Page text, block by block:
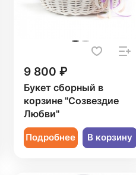
9 800 ₽
Букет сборный в
корзине "Созвездие
Любви"
Подробнее В корзину